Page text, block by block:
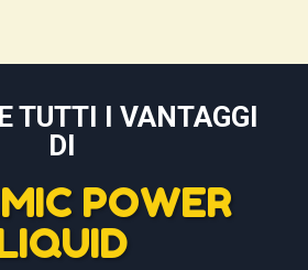
TUTTI I VANTAGGI
DI
POWER